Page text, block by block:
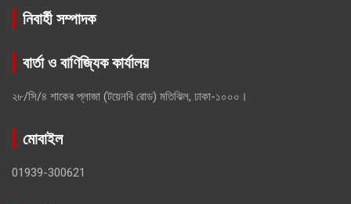
নিবার্হী সম্পাদক
বার্তা ও বাণিজ্যিক কার্যালয়
২৮/সি/৪ শাকের প্লাজা (টয়েনবি রোড) মতিঝিল, ঢাকা-১০০০।
মোবাইল
01939-300621